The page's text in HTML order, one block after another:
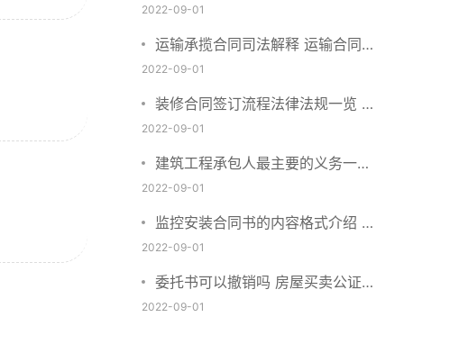
要包括这些内容
2022-09-01
运输承揽合同司法解释 运输合同中
承运人的义务有哪些
2022-09-01
装修合同签订流程法律法规一览 律
师解答
2022-09-01
建筑工程承包人最主要的义务一览
承包合同内容介绍
2022-09-01
监控安装合同书的内容格式介绍 一
般包括这些条款
2022-09-01
委托书可以撤销吗 房屋买卖公证可
否撤销
2022-09-01